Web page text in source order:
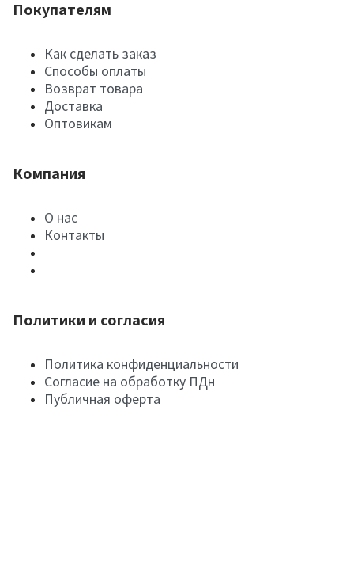
Покупателям
Как сделать заказ
Способы оплаты
Возврат товара
Доставка
Оптовикам
Компания
О нас
Контакты
Политики и согласия
Политика конфиденциальности
Согласие на обработку ПДн
Публичная оферта